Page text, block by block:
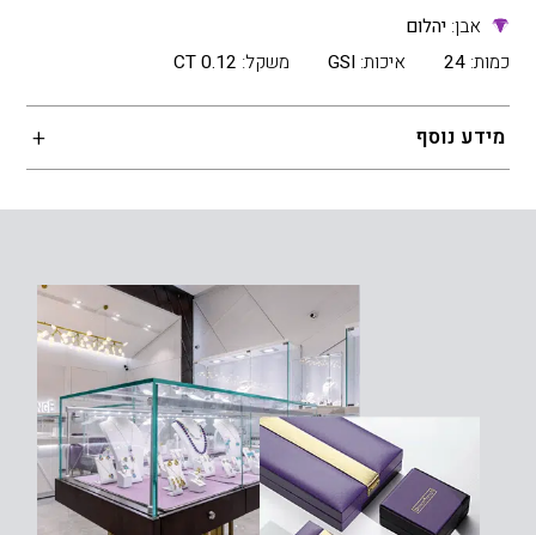
אבן:יהלום
כמות: 24 איכות: GSI משקל: 0.12 CT
מידע נוסף